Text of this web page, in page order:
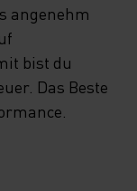
angenehm
bist du
Das Beste